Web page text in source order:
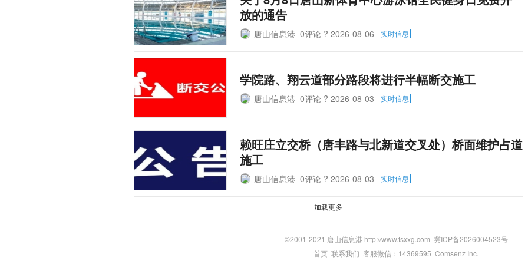
放的通告
唐山信息港 0评论 ? 2026-08-06 实时信息
学院路、翔云道部分路段将进行半幅断交施工
唐山信息港 0评论 ? 2026-08-03 实时信息
赖旺庄立交桥（唐丰路与北新道交叉处）桥面维护占道
施工
唐山信息港 0评论 ? 2026-08-03 实时信息
加载更多
©2001-2021 唐山信息港 http://www.tsxxg.com 冀ICP备2026004523号
首页 联系我们 客服微信：14369595 Comsenz Inc.